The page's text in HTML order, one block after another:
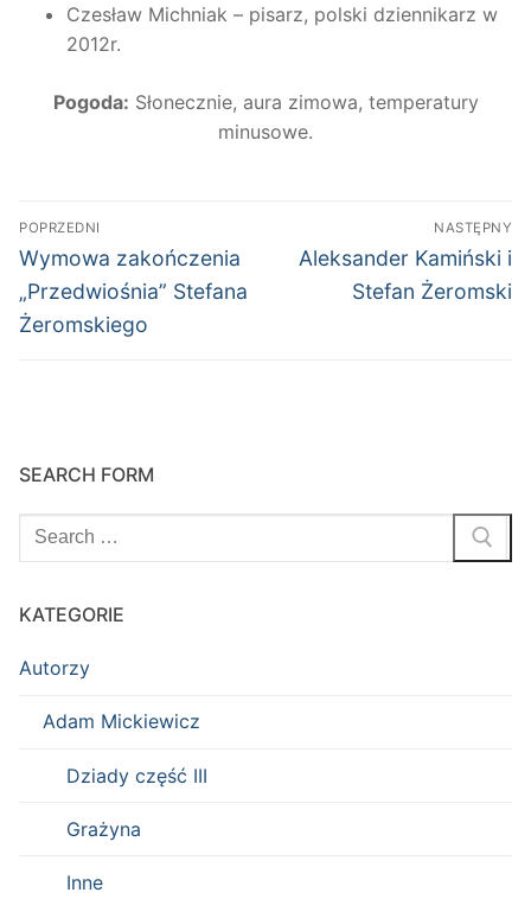
Czesław Michniak – pisarz, polski dziennikarz w
2012r.
Pogoda: Słonecznie, aura zimowa, temperatury
minusowe.
Nawigacja
wpisu
POPRZEDNI
Poprzedni
wpis:
Wymowa zakończenia
„Przedwiośnia” Stefana
Żeromskiego
NASTĘPNY
Następny
Aleksander Kamiński i
Stefan Żeromski
SEARCH FORM
Szukaj:
KATEGORIE
Autorzy
Adam Mickiewicz
Dziady część III
Grażyna
Inne